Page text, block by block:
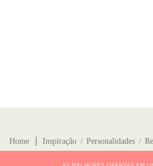
Home Inspiração / Personalidades /